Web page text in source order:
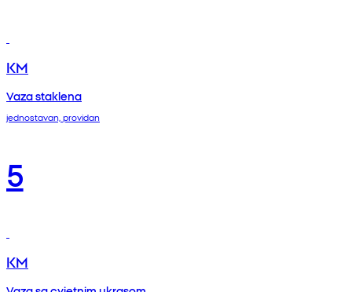
KM
Vaza staklena
jednostavan, providan
5
KM